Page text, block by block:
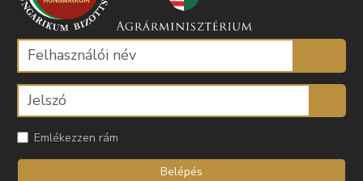
Emlékezzen rám
Belépés